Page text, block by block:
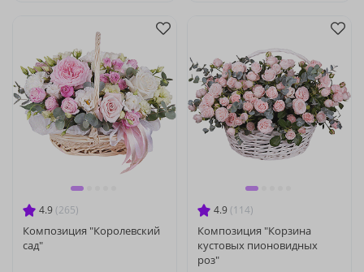
4.9 (265)
Композиция "Королевский
сад"
4.9 (114)
Композиция "Корзина
кустовых пионовидных
роз"